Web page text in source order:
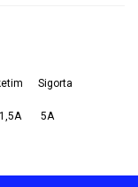
Sigorta
5A